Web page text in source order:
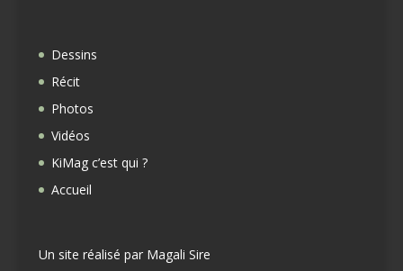
Dessins
Récit
Photos
Vidéos
KiMag c’est qui ?
Accueil
Un site réalisé par Magali Sire